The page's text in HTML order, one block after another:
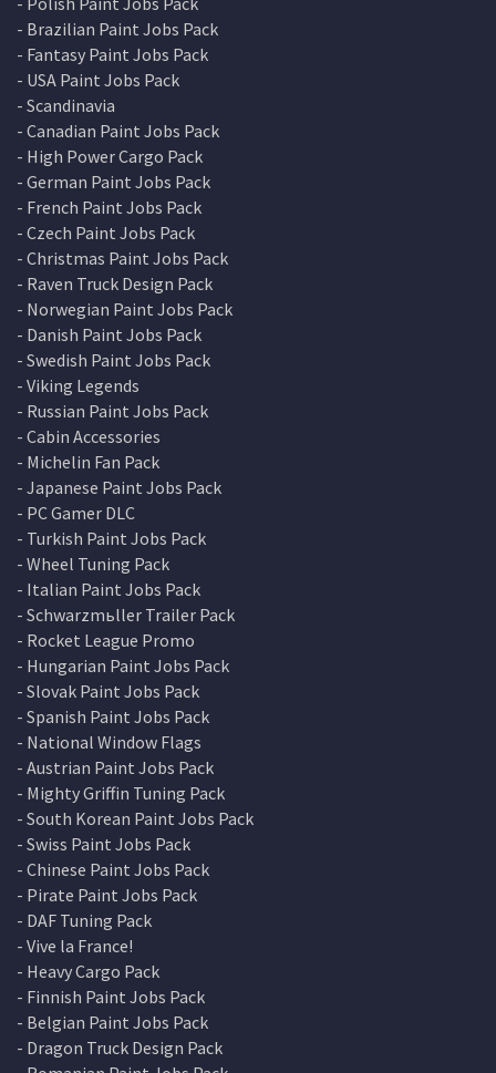
- Brazilian Paint Jobs Pack
- Fantasy Paint Jobs Pack
- USA Paint Jobs Pack
- Scandinavia
- Canadian Paint Jobs Pack
- High Power Cargo Pack
- German Paint Jobs Pack
- French Paint Jobs Pack
- Czech Paint Jobs Pack
- Christmas Paint Jobs Pack
- Raven Truck Design Pack
- Norwegian Paint Jobs Pack
- Danish Paint Jobs Pack
- Swedish Paint Jobs Pack
- Viking Legends
- Russian Paint Jobs Pack
- Cabin Accessories
- Michelin Fan Pack
- Japanese Paint Jobs Pack
- PC Gamer DLC
- Turkish Paint Jobs Pack
- Wheel Tuning Pack
- Italian Paint Jobs Pack
- Schwarzmьller Trailer Pack
- Rocket League Promo
- Hungarian Paint Jobs Pack
- Slovak Paint Jobs Pack
- Spanish Paint Jobs Pack
- National Window Flags
- Austrian Paint Jobs Pack
- Mighty Griffin Tuning Pack
- South Korean Paint Jobs Pack
- Swiss Paint Jobs Pack
- Chinese Paint Jobs Pack
- Pirate Paint Jobs Pack
- DAF Tuning Pack
- Vive la France!
- Heavy Cargo Pack
- Finnish Paint Jobs Pack
- Belgian Paint Jobs Pack
- Dragon Truck Design Pack